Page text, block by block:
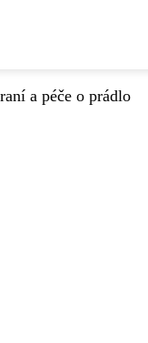
a péče o prádlo